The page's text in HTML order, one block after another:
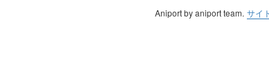
Aniport by aniport team. サイ